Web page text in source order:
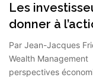
Les
donner à
Par Jean-Jacques
Wealth
perspectives